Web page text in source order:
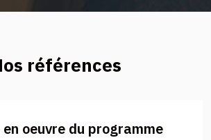
références
oeuvre du programme